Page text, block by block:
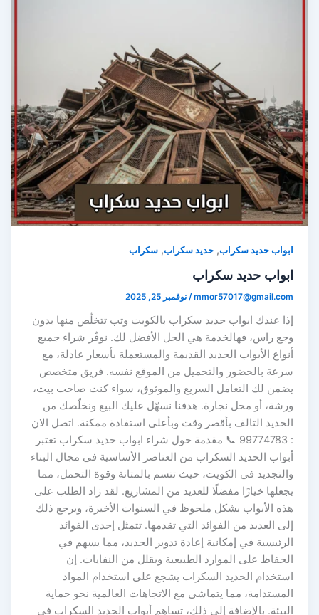
ابواب حديد سكراب,حديد سكراب,سكراب
ابواب حديد سكراب
mmor57017@gmail.com
/نوفمبر 25, 2025
إذا عندك ابواب حديد سكراب بالكويت وتب تتخلّص منها بدون
وجع راس، فهالخدمة هي الحل الأفضل لك. نوفّر شراء جميع
أنواع الأبواب الحديد القديمة والمستعملة بأسعار عادلة، مع
سرعة بالحضور والتحميل من الموقع نفسه. فريق متخصص
يضمن لك التعامل السريع والموثوق، سواء كنت صاحب بيت،
ورشة، أو محل نجارة. هدفنا نسهّل عليك البيع ونخلّصك من
الحديد التالف بأقصر وقت وبأعلى استفادة ممكنة. اتصل الان
: 99774783 📞 مقدمة حول شراء ابواب حديد سكراب تعتبر
أبواب الحديد السكراب من العناصر الأساسية في مجال البناء
والتجديد في الكويت، حيث تتسم بالمتانة وقوة التحمل، مما
يجعلها خيارًا مفضلًا للعديد من المشاريع. لقد زاد الطلب على
هذه الأبواب بشكل ملحوظ في السنوات الأخيرة، ويرجع ذلك
إلى العديد من الفوائد التي تقدمها. تتمثل إحدى الفوائد
الرئيسية في إمكانية إعادة تدوير الحديد، مما يسهم في
الحفاظ على الموارد الطبيعية ويقلل من النفايات. إن
استخدام الحديد السكراب يشجع على استخدام المواد
المستدامة، مما يتماشى مع الاتجاهات العالمية نحو حماية
البيئة. بالإضافة إلى ذلك، تساهم أبواب الحديد السكراب في